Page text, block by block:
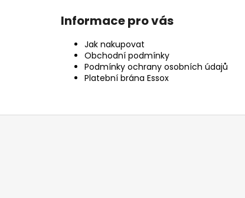
Informace pro vás
Jak nakupovat
Obchodní podmínky
Podmínky ochrany osobních údajů
Platební brána Essox
Z